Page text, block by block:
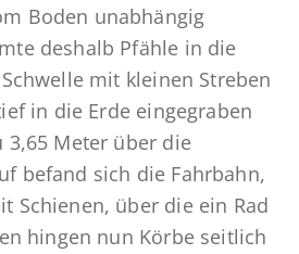
Boden unabhängig
deshalb Pfähle in die
mit kleinen Streben
in die Erde eingegraben
Meter über die
befand sich die Fahrbahn,
Schienen, über die ein Rad
hingen nun Körbe seitlich